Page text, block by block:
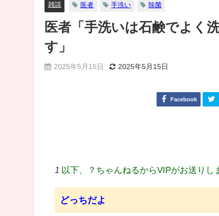
雑談 医者 手洗い 除菌
医者「手洗いは石鹸でよく
す」
2025年5月15日 2025年5月15日
Facebook
1 以下、？ちゃんねるからVIPがお送りし
どっちだよ